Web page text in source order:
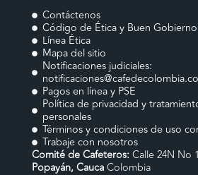
Contáctenos
Código de Ética y Buen Gobierno
Línea Ética
Mapa del sitio
Notificaciones judiciales:
Pagos en línea y PSE
Política de privacidad y
personales
Términos y condiciones de uso
Trabaje con nosotros
Comité de Cafeteros: Calle 24N No
Popayán, CaucaColombia